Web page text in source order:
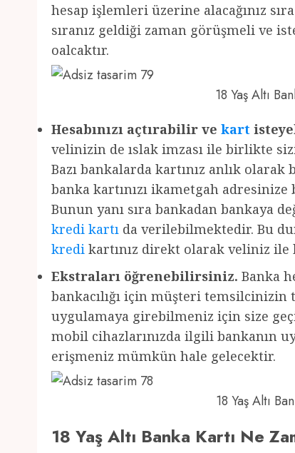
hesap işlemleri üzerine alacağınız
sıranız geldiği zaman görüşmeli ve
oalcaktır.
18 Yaş Altı
Hesabınızı açtırabilir ve kart
velinizin de ıslak imzası ile birlikte
Bazı bankalarda kartınız anlık
banka kartınızı ikametgah
Bunun yanı sıra bankadan bankaya
kredi kartı da verilebilmektedir. Bu
kredi kartınız direkt olarak veliniz ile
Ekstraları öğrenebilirsiniz. Banka
bankacılığı için müşteri temsilcinizin
uygulamaya girebilmeniz için size
mobil cihazlarınızda ilgili bankanın
erişmeniz mümkün hale gelecektir.
18 Yaş Altı
18 Yaş Altı Banka Kartı Ne